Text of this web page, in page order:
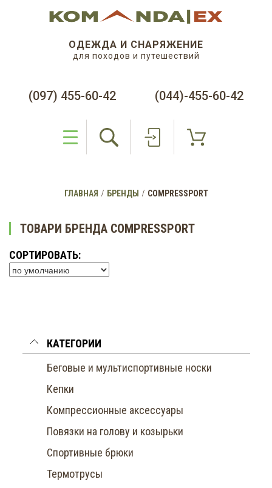
ОДЕЖДА И СНАРЯЖЕНИЕ
для походов и путешествий
(097) 455-60-42 (044)-455-60-42
ГЛАВНАЯ БРЕНДЫ COMPRESSPORT
ТОВАРИ БРЕНДА COMPRESSPORT
СОРТИРОВАТЬ:
КАТЕГОРИИ
Беговые и мультиспортивные носки
Кепки
Компрессионные аксессуары
Повязки на голову и козырьки
Спортивные брюки
Термотрусы